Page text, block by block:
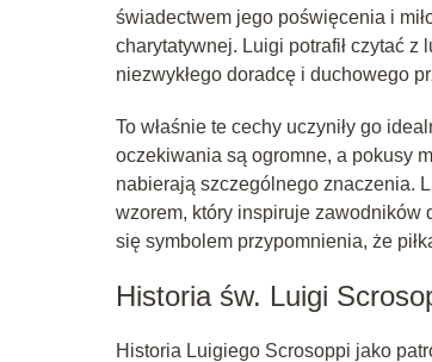
świadectwem jego poświęcenia i
charytatywnej. Luigi potrafił czytać z
niezwykłego doradcę i duchowego
To właśnie te cechy uczyniły go
oczekiwania są ogromne, a pokusy
nabierają szczególnego znaczenia.
wzorem, który inspiruje zawodników
się symbolem przypomnienia, że
Historia św. Luigi
Historia Luigiego Scrosoppi jako